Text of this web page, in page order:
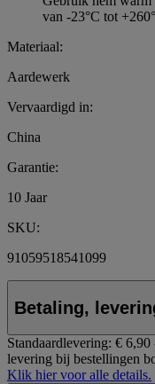
van -23°C tot
Materiaal:
Aardewerk
Vervaardigd in:
China
Garantie:
10 Jaar
SKU:
91059518541099
Betaling,
Standaardlevering: € 6,90
levering bij bestellingen
Klik hier voor alle details.